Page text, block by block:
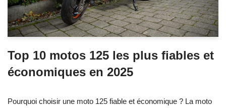
Top 10 motos 125 les plus fiables et
économiques en 2025
Pourquoi choisir une moto 125 fiable et économique ? La moto